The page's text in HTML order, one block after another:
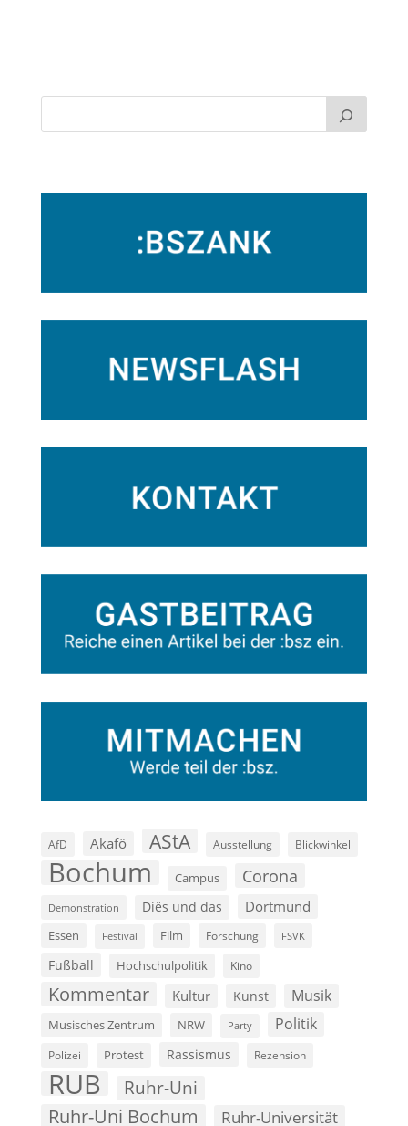
AfD Akafö AStA Ausstellung Blickwinkel
Bochum Campus Corona
Demonstration Diës und das Dortmund
Essen Festival Film Forschung FSVK
Fußball Hochschulpolitik Kino
Kommentar Kultur Kunst Musik
Musisches Zentrum NRW Party Politik
Polizei Protest Rassismus Rezension
RUB Ruhr-Uni
Ruhr-Uni Bochum Ruhr-Universität